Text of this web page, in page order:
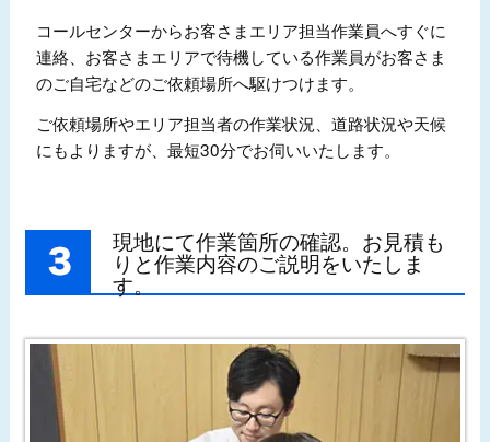
コールセンターからお客さまエリア担当作業員へすぐに
連絡、お客さまエリアで待機している作業員がお客さま
のご自宅などのご依頼場所へ駆けつけます。
ご依頼場所やエリア担当者の作業状況、道路状況や天候
にもよりますが、最短30分でお伺いいたします。
現地にて作業箇所の確認。お見積も
りと作業内容のご説明をいたしま
す。